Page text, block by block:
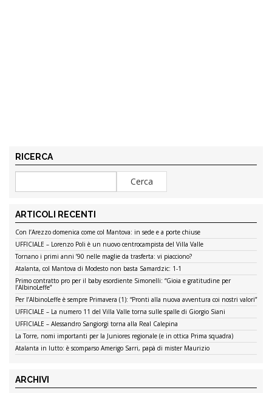
RICERCA
ARTICOLI RECENTI
Con l’Arezzo domenica come col Mantova: in sede e a porte chiuse
UFFICIALE – Lorenzo Poli è un nuovo centrocampista del Villa Valle
Tornano i primi anni ’90 nelle maglie da trasferta: vi piacciono?
Atalanta, col Mantova di Modesto non basta Samardzic: 1-1
Primo contratto pro per il baby esordiente Simonelli: “Gioia e gratitudine per
l’AlbinoLeffe”
Per l’AlbinoLeffe è sempre Primavera (1): “Pronti alla nuova avventura coi nostri valori”
UFFICIALE – La numero 11 del Villa Valle torna sulle spalle di Giorgio Siani
UFFICIALE – Alessandro Sangiorgi torna alla Real Calepina
La Torre, nomi importanti per la Juniores regionale (e in ottica Prima squadra)
Atalanta in lutto: è scomparso Amerigo Sarri, papà di mister Maurizio
ARCHIVI